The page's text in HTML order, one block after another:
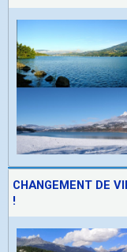
CHANGEMENT DE
!